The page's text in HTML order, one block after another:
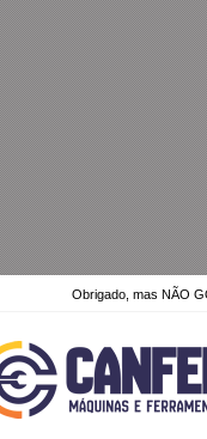
Obrigado, mas NÃO